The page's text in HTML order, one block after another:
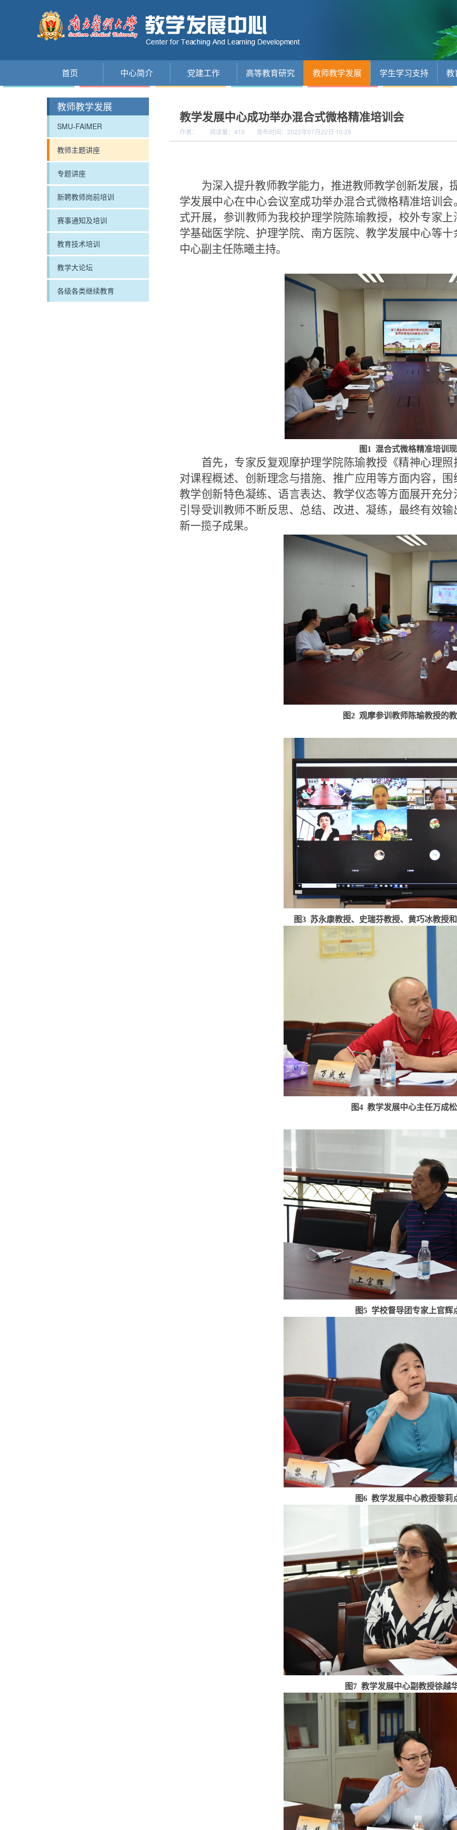
首页 中心简介 党建工作 高等教育研究 教师教学发展 学生学习支持 教
教师教学发展
SMU-FAIMER
教师主题讲座
专题讲座
新聘教师岗前培训
赛事通知及培训
教育技术培训
教学大论坛
各级各类继续教育
教学发展中心成功举办混合式微格精准培训会
作者： 阅读量： 415 发布时间：2022年07月22日 10:28
为深入提升教师教学能力，推进教师教学创新发展，
学发展中心在中心会议室成功举办混合式微格精准培训
式开展，参训教师为我校护理学院陈瑜教授，校外专家
学基础医学院、护理学院、南方医院、教学发展中心等
中心副主任陈曦主持。
图1 混合式微格精准培训
首先，专家反复观摩护理学院陈瑜教授《精神心理
对课程概述、创新理念与措施、推广应用等方面内容，
教学创新特色凝练、语言表达、教学仪态等方面展开充
引导受训教师不断反思、总结、改进、凝练，最终有效
新一揽子成果。
图2 观摩参训教师陈瑜教授的
图3 苏永康教授、史瑞芬教授、黄巧冰教授
图4 教学发展中心主任万成
图5 学校督导团专家上官辉
图6 教学发展中心教授黎莉
图7 教学发展中心副教授徐越